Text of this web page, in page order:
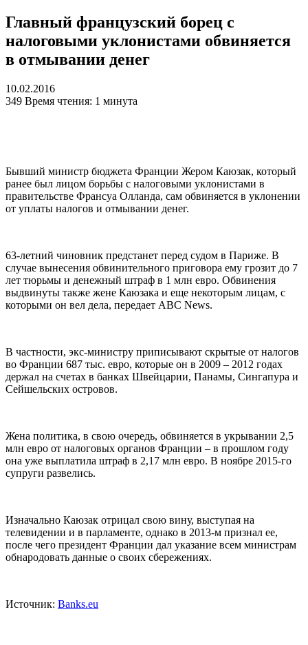
Главный французский борец с
налоговыми уклонистами обвиняется
в отмывании денег
10.02.2016
349 Время чтения: 1 минута
Бывший министр бюджета Франции Жером Каюзак, который
ранее был лицом борьбы с налоговыми уклонистами в
правительстве Франсуа Олланда, сам обвиняется в уклонении
от уплаты налогов и отмывании денег.
63-летний чиновник предстанет перед судом в Париже. В
случае вынесения обвинительного приговора ему грозит до 7
лет тюрьмы и денежный штраф в 1 млн евро. Обвинения
выдвинуты также жене Каюзака и еще некоторым лицам, с
которыми он вел дела, передает ABC News.
В частности, экс-министру приписывают скрытые от налогов
во Франции 687 тыс. евро, которые он в 2009 – 2012 годах
держал на счетах в банках Швейцарии, Панамы, Сингапура и
Сейшельских островов.
Жена политика, в свою очередь, обвиняется в укрывании 2,5
млн евро от налоговых органов Франции – в прошлом году
она уже выплатила штраф в 2,17 млн евро. В ноябре 2015-го
супруги развелись.
Изначально Каюзак отрицал свою вину, выступая на
телевидении и в парламенте, однако в 2013-м признал ее,
после чего президент Франции дал указание всем министрам
обнародовать данные о своих сбережениях.
Источник: Banks.eu